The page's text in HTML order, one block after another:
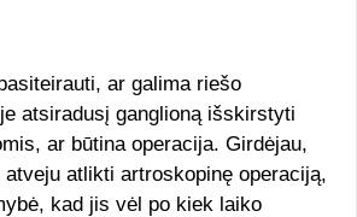
ar galima riešo
atsiradusį ganglioną išskirstyti
ar būtina operacija. Girdėjau,
atlikti artroskopinę operaciją,
kad jis vėl po kiek laiko